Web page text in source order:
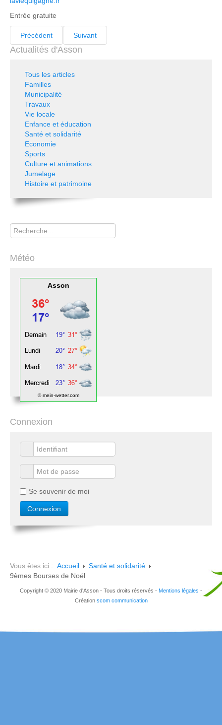
Entrée gratuite
Précédent Suivant
Actualités d'Asson
Tous les articles
Familles
Municipalité
Travaux
Vie locale
Enfance et éducation
Santé et solidarité
Economie
Sports
Culture et animations
Jumelage
Histoire et patrimoine
Rechercher
Météo
Asson
© mein-wetter.com
Connexion
Se souvenir de moi
Vous êtes ici : Accueil
Santé et solidarité
9èmes Bourses de Noël
Copyright © 2020 Mairie d'Asson - Tous droits réservés - Mentions légales -
Création scom communication